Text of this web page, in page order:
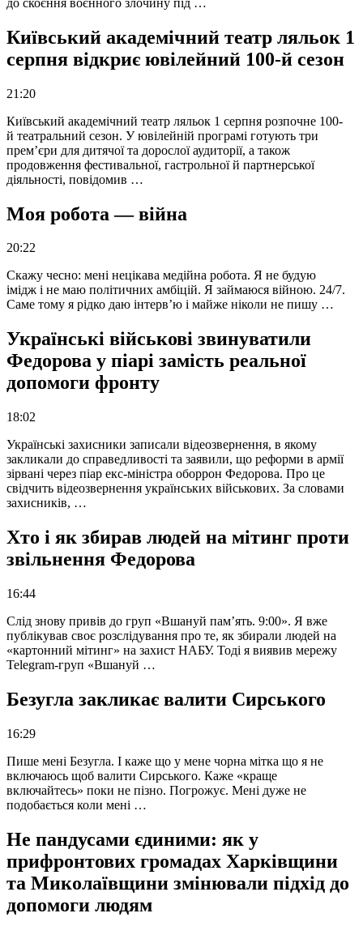
Київський академічний театр ляльок 1
серпня відкриє ювілейний 100-й сезон
21:20
Київський академічний театр ляльок 1 серпня розпочне 100-
й театральний сезон. У ювілейній програмі готують три
прем’єри для дитячої та дорослої аудиторії, а також
продовження фестивальної, гастрольної й партнерської
діяльності, повідомив …
Моя робота — війна
20:22
Скажу чесно: мені нецікава медійна робота. Я не будую
імідж і не маю політичних амбіцій. Я займаюся війною. 24/7.
Саме тому я рідко даю інтерв’ю і майже ніколи не пишу …
Українські військові звинуватили
Федорова у піарі замість реальної
допомоги фронту
18:02
Українські захисники записали відеозвернення, в якому
закликали до справедливості та заявили, що реформи в армії
зірвані через піар екс-міністра оборрон Федорова. Про це
свідчить відеозвернення українських військових. За словами
захисників, …
Хто і як збирав людей на мітинг проти
звільнення Федорова
16:44
Слід знову привів до груп «Вшануй пам’ять. 9:00». Я вже
публікував своє розслідування про те, як збирали людей на
«картонний мітинг» на захист НАБУ. Тоді я виявив мережу
Telegram-груп «Вшануй …
Безугла закликає валити Сирського
16:29
Пише мені Безугла. І каже що у мене чорна мітка що я не
включаюсь щоб валити Сирського. Каже «краще
включайтесь» поки не пізно. Погрожує. Мені дуже не
подобається коли мені …
Не пандусами єдиними: як у
прифронтових громадах Харківщини
та Миколаївщини змінювали підхід до
допомоги людям